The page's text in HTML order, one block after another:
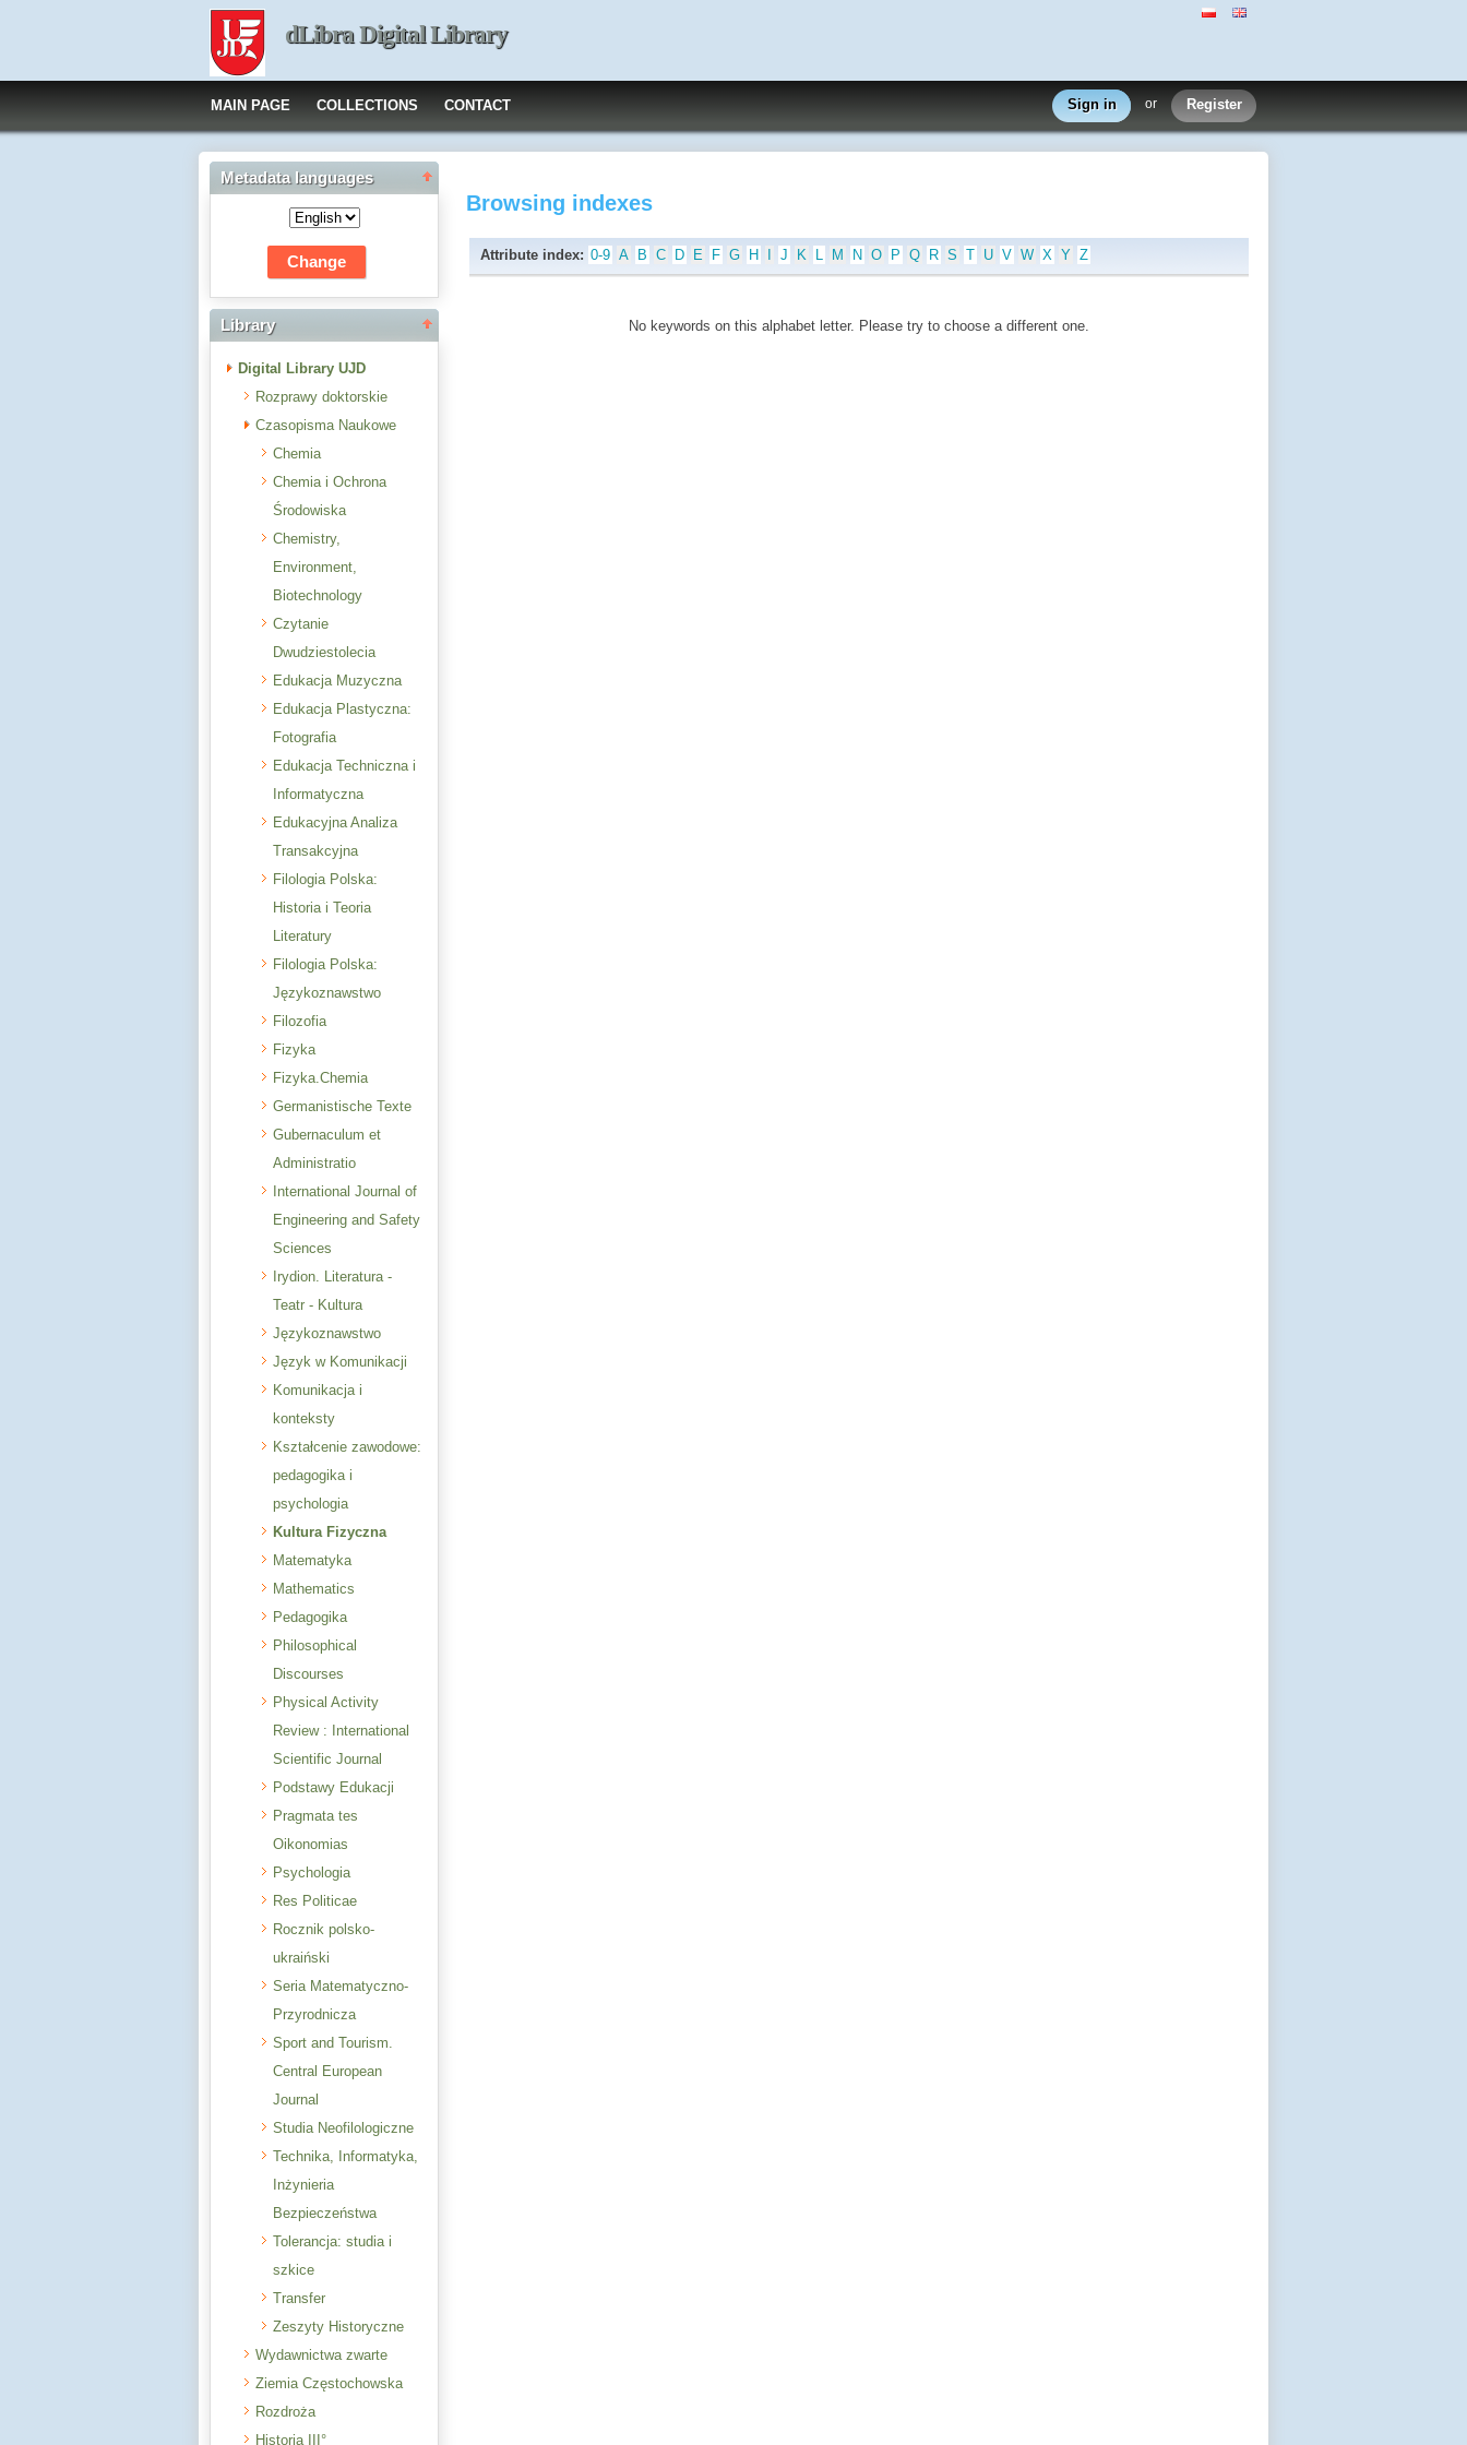
dLibra Digital Library
MAIN PAGE COLLECTIONS CONTACT Sign in or Register
Metadata languages
Library
Digital Library UJD
Rozprawy doktorskie
Czasopisma Naukowe
Chemia
Chemia i Ochrona
Środowiska
Chemistry,
Environment,
Biotechnology
Czytanie
Dwudziestolecia
Edukacja Muzyczna
Edukacja Plastyczna:
Fotografia
Edukacja Techniczna i
Informatyczna
Edukacyjna Analiza
Transakcyjna
Filologia Polska:
Historia i Teoria
Literatury
Filologia Polska:
Językoznawstwo
Filozofia
Fizyka
Fizyka.Chemia
Germanistische Texte
Gubernaculum et
Administratio
International Journal of
Engineering and Safety
Sciences
Irydion. Literatura -
Teatr - Kultura
Językoznawstwo
Język w Komunikacji
Komunikacja i
konteksty
Kształcenie zawodowe:
pedagogika i
psychologia
Kultura Fizyczna
Matematyka
Mathematics
Pedagogika
Philosophical
Discourses
Physical Activity
Review : International
Scientific Journal
Podstawy Edukacji
Pragmata tes
Oikonomias
Psychologia
Res Politicae
Rocznik polsko-
ukraiński
Seria Matematyczno-
Przyrodnicza
Sport and Tourism.
Central European
Journal
Studia Neofilologiczne
Technika, Informatyka,
Inżynieria
Bezpieczeństwa
Tolerancja: studia i
szkice
Transfer
Zeszyty Historyczne
Wydawnictwa zwarte
Ziemia Częstochowska
Rozdroża
Historia III°
Browsing indexes
Attribute index: 0-9 A B C D E F G H J K L M N O P Q R S T U V W X Y Z
No keywords on this alphabet letter. Please try to choose a different one.